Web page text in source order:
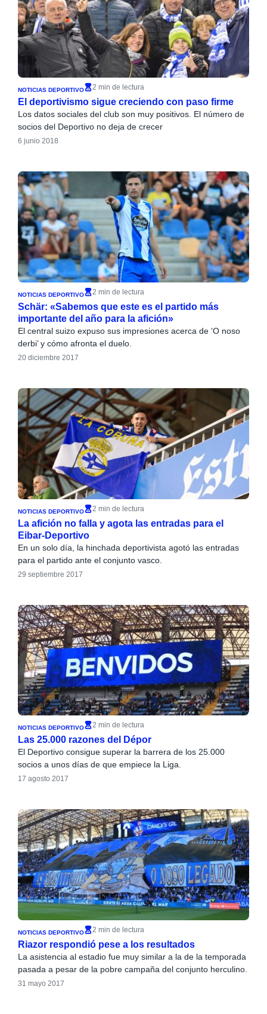
NOTICIAS DEPORTIVO 2 min de lectura
El deportivismo sigue creciendo con paso firme
Los datos sociales del club son muy positivos. El número de
socios del Deportivo no deja de crecer
6 junio 2018
NOTICIAS DEPORTIVO 2 min de lectura
Schär: «Sabemos que este es el partido más
importante del año para la afición»
El central suizo expuso sus impresiones acerca de ‘O noso
derbi’ y cómo afronta el duelo.
20 diciembre 2017
NOTICIAS DEPORTIVO 2 min de lectura
La afición no falla y agota las entradas para el
Eibar-Deportivo
En un solo día, la hinchada deportivista agotó las entradas
para el partido ante el conjunto vasco.
29 septiembre 2017
NOTICIAS DEPORTIVO 2 min de lectura
Las 25.000 razones del Dépor
El Deportivo consigue superar la barrera de los 25.000
socios a unos días de que empiece la Liga.
17 agosto 2017
NOTICIAS DEPORTIVO 2 min de lectura
Riazor respondió pese a los resultados
La asistencia al estadio fue muy similar a la de la temporada
pasada a pesar de la pobre campaña del conjunto herculino.
31 mayo 2017